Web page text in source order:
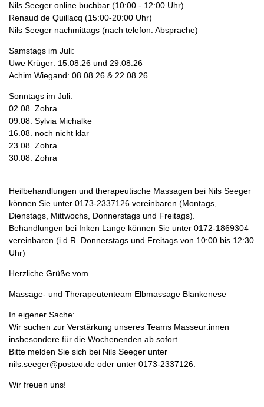
Nils Seeger online buchbar (10:00 - 12:00 Uhr)
Renaud de Quillacq (15:00-20:00 Uhr)
Nils Seeger nachmittags (nach telefon. Absprache)
Samstags im Juli:
Uwe Krüger: 15.08.26 und 29.08.26
Achim Wiegand: 08.08.26 & 22.08.26
Sonntags im Juli:
02.08. Zohra
09.08. Sylvia Michalke
16.08. noch nicht klar
23.08. Zohra
30.08. Zohra
Heilbehandlungen und therapeutische Massagen bei Nils Seeger
können Sie unter 0173-2337126 vereinbaren (Montags,
Dienstags, Mittwochs, Donnerstags und Freitags).
Behandlungen bei Inken Lange können Sie unter 0172-1869304
vereinbaren (i.d.R. Donnerstags und Freitags von 10:00 bis 12:30
Uhr)
Herzliche Grüße vom
Massage- und Therapeutenteam Elbmassage Blankenese
In eigener Sache:
Wir suchen zur Verstärkung unseres Teams Masseur:innen
insbesondere für die Wochenenden ab sofort.
Bitte melden Sie sich bei Nils Seeger unter
nils.seeger@posteo.de oder unter 0173-2337126.
Wir freuen uns!